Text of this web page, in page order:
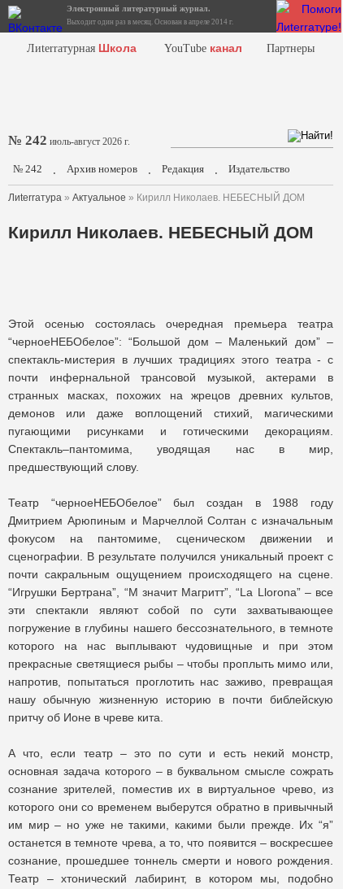
Электронный литературный журнал.
Выходит один раз в месяц. Основан в апреле 2014 г.
Лиterraтурная Школа YouTube канал Партнеры
№ 242 июль-август 2026 г.
№ 242 . Архив номеров . Редакция . Издательство
Лиterraтура » Актуальное » Кирилл Николаев. НЕБЕСНЫЙ ДОМ
Кирилл Николаев. НЕБЕСНЫЙ ДОМ
Этой осенью состоялась очередная премьера театра
“черноеНЕБОбелое”: “Большой дом – Маленький дом” –
спектакль-мистерия в лучших традициях этого театра - с
почти инфернальной трансовой музыкой, актерами в
странных масках, похожих на жрецов древних культов,
демонов или даже воплощений стихий, магическими
пугающими рисунками и готическими декорациям.
Спектакль–пантомима, уводящая нас в мир,
предшествующий слову.
Театр “черноеНЕБОбелое” был создан в 1988 году
Дмитрием Арюпиным и Марчеллой Солтан с изначальным
фокусом на пантомиме, сценическом движении и
сценографии. В результате получился уникальный проект с
почти сакральным ощущением происходящего на сцене.
“Игрушки Бертрана”, “М значит Магритт”, “La Llorona” – все
эти спектакли являют собой по сути захватывающее
погружение в глубины нашего бессознательного, в темноте
которого на нас выплывают чудовищные и при этом
прекрасные светящиеся рыбы – чтобы проплыть мимо или,
напротив, попытаться проглотить нас заживо, превращая
нашу обычную жизненную историю в почти библейскую
притчу об Ионе в чреве кита.
А что, если театр – это по сути и есть некий монстр,
основная задача которого – в буквальном смысле сожрать
сознание зрителей, поместив их в виртуальное чрево, из
которого они со временем выберутся обратно в привычный
им мир – но уже не такими, какими были прежде. Их “я”
останется в темноте чрева, а то, что появится – воскресшее
сознание, прошедшее тоннель смерти и нового рождения.
Театр – хтонический лабиринт, в котором мы, подобно